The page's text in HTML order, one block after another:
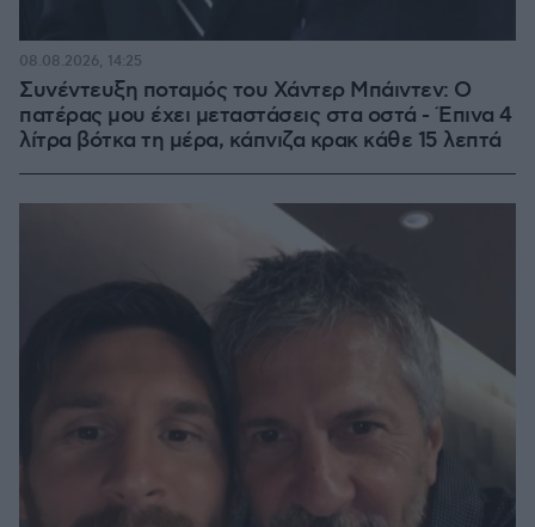
Συνέντευξη ποταμός του Χάντερ Μπάιντεν: Ο
πατέρας μου έχει μεταστάσεις στα οστά - Έπινα 4
λίτρα βότκα τη μέρα, κάπνιζα κρακ κάθε 15 λεπτά
08.08.2026, 14:25